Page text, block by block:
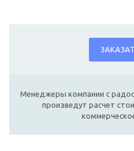
Менеджеры компании с
произведут расчет